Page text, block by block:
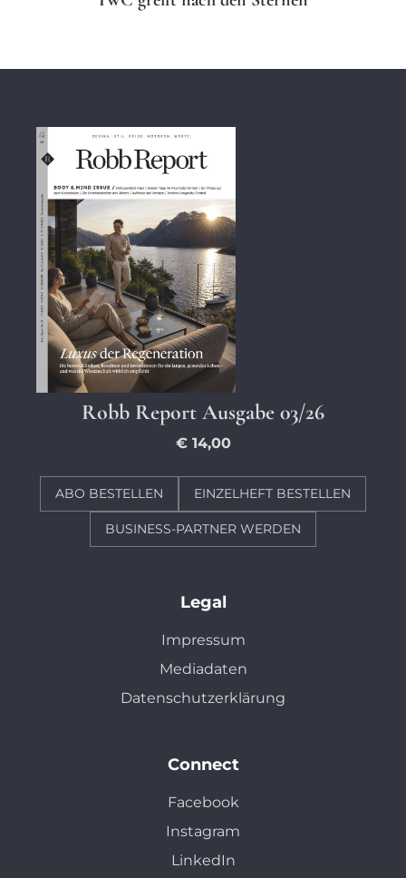
Robb Report Ausgabe 03/26
€ 14,00
ABO BESTELLEN EINZELHEFT BESTELLEN
BUSINESS-PARTNER WERDEN
Legal
Impressum
Mediadaten
Datenschutzerklärung
Connect
Facebook
Instagram
LinkedIn